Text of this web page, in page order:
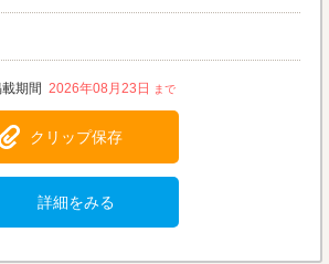
2026年08月23日
クリップ保存
詳細をみる